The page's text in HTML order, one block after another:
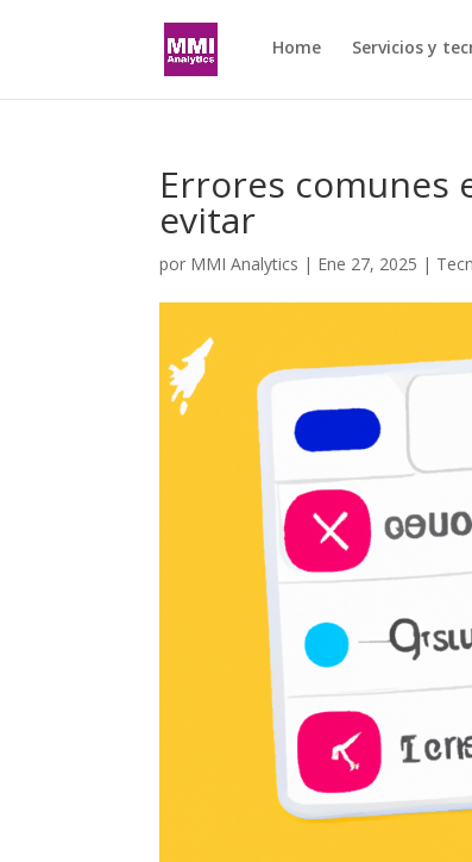
Home Servicios y
Errores comunes
evitar
por MMI Analytics | Ene 27, 2025 |